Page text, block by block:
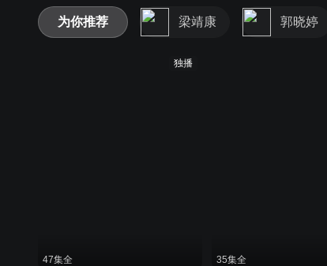
为你推荐 梁靖康 郭晓婷
独播
47集全 35集全